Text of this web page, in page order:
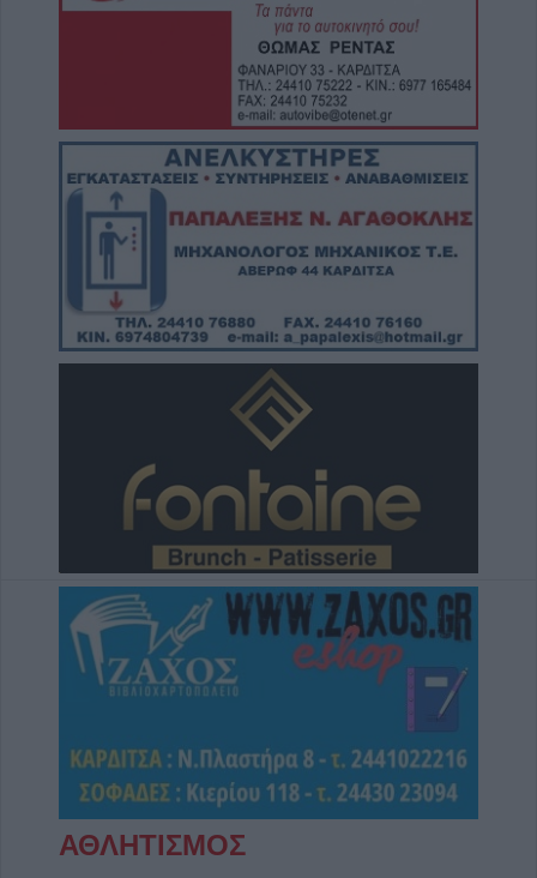
ΑΘΛΗΤΙΣΜΟΣ